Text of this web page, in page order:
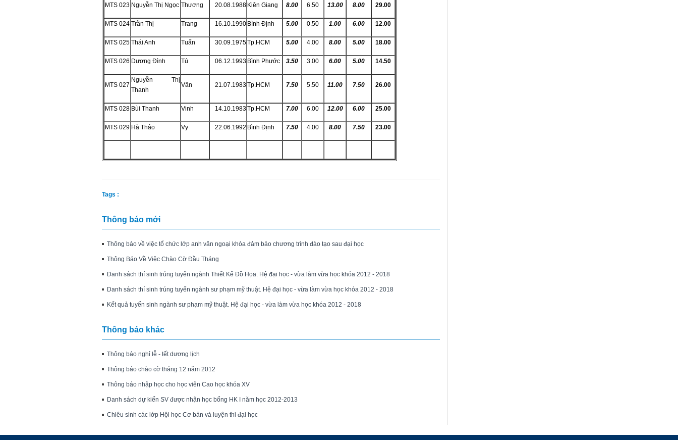
MTS 023 Nguyễn Thị Ngọc Thương 20.08.1988 Kiên Giang 8.00 6.50 13.00 8.00 29.00
MTS 024 Trần Thị Trang 16.10.1990 Bình Định 5.00 0.50 1.00 6.00 12.00
MTS 025 Thái Anh Tuấn 30.09.1975Tp.HCM 5.00 4.00 8.00 5.00 18.00
MTS 026 Dương Đình Tú 06.12.1993 Bình Phước 3.50 3.00 6.00 5.00 14.50
MTS 027
Nguyễn Thị
Thanh
Vân 21.07.1983Tp.HCM 7.50 5.50 11.00 7.50 26.00
MTS 028 Bùi Thanh Vinh 14.10.1983Tp.HCM 7.00 6.00 12.00 6.00 25.00
MTS 029 Hà Thảo Vy 22.06.1992 Bình Định 7.50 4.00 8.00 7.50 23.00
Tags :
Thông báo mới
Thông báo về việc tổ chức lớp anh văn ngoại khóa đảm bảo chương trình đào tạo sau đại học
Thông Báo Về Việc Chào Cờ Đầu Tháng
Danh sách thí sinh trúng tuyển ngành Thiết Kế Đồ Họa. Hệ đại học - vừa làm vừa học khóa 2012 - 2018
Danh sách thí sinh trúng tuyển ngành sư phạm mỹ thuật. Hệ đại học - vừa làm vừa học khóa 2012 - 2018
Kết quả tuyển sinh ngành sư phạm mỹ thuật. Hệ đại học - vừa làm vừa học khóa 2012 - 2018
Thông báo khác
Thông báo nghỉ lễ - tết dương lịch
Thông báo chào cờ tháng 12 năm 2012
Thông báo nhập học cho học viên Cao học khóa XV
Danh sách dự kiến SV được nhận học bổng HK I năm học 2012-2013
Chiêu sinh các lớp Hội học Cơ bản và luyện thi đại học